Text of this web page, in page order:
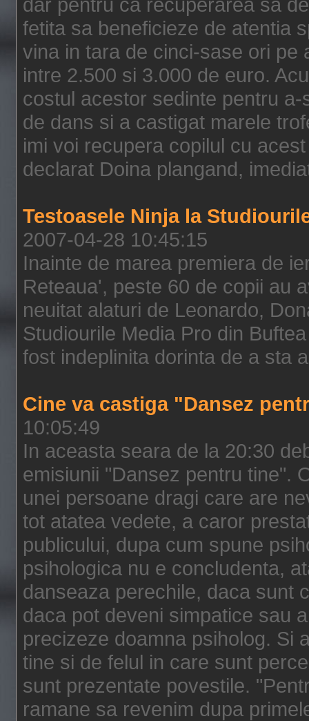
fetita sa beneficieze de atentia
vina in tara de cinci-sase ori pe
intre 2.500 si 3.000 de euro.
costul acestor sedinte pentru
de dans si a castigat marele
imi voi recupera copilul cu
declarat Doina plangand,
Testoasele Ninja la
2007-04-28 10:45:15
Inainte de marea premiera de
Reteaua', peste 60 de copii au
neuitat alaturi de Leonardo,
Studiourile Media Pro din
fost indeplinita dorinta de a sta
Cine va castiga "Dansez
10:05:49
In aceasta seara de la 20:30
emisiunii "Dansez pentru tine".
unei persoane dragi care are
tot atatea vedete, a caror
publicului, dupa cum spune
psihologica nu e concludenta,
danseaza perechile, daca sunt
daca pot deveni simpatice sau
precizeze doamna psiholog. Si
tine si de felul in care sunt
sunt prezentate povestile.
ramane sa revenim dupa